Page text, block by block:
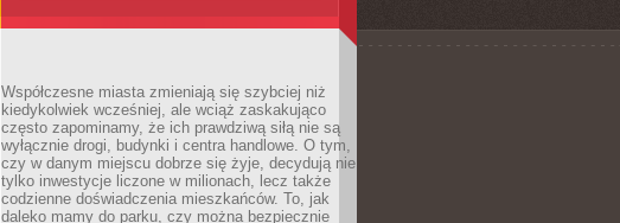
Współczesne miasta zmieniają się szybciej niż
kiedykolwiek wcześniej, ale wciąż zaskakująco
często zapominamy, że ich prawdziwą siłą nie są
wyłącznie drogi, budynki i centra handlowe. O tym,
czy w danym miejscu dobrze się żyje, decydują nie
tylko inwestycje liczone w milionach, lecz także
codzienne doświadczenia mieszkańców. To, jak
daleko mamy do parku, czy można bezpiecznie